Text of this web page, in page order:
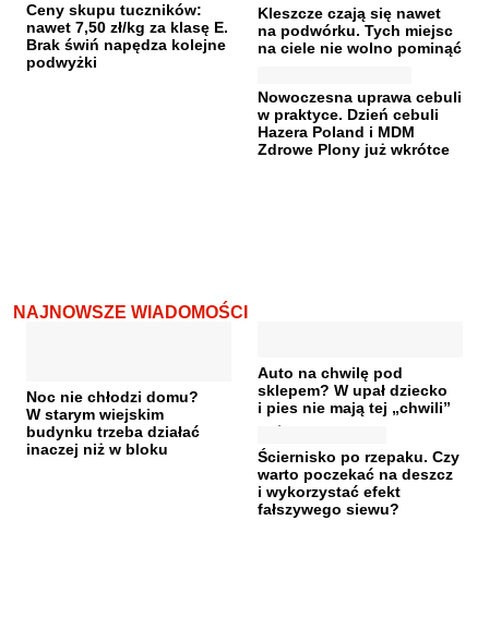
Ceny skupu tuczników:
nawet 7,50 zł/kg za klasę E.
Brak świń napędza kolejne
podwyżki
Kleszcze czają się nawet
na podwórku. Tych miejsc
na ciele nie wolno pominąć
Nowoczesna uprawa cebuli
w praktyce. Dzień cebuli
Hazera Poland i MDM
Zdrowe Plony już wkrótce
NAJNOWSZE WIADOMOŚCI
Noc nie chłodzi domu?
W starym wiejskim
budynku trzeba działać
inaczej niż w bloku
Auto na chwilę pod
sklepem? W upał dziecko
i pies nie mają tej „chwili”
Ściernisko po rzepaku. Czy
warto poczekać na deszcz
i wykorzystać efekt
fałszywego siewu?